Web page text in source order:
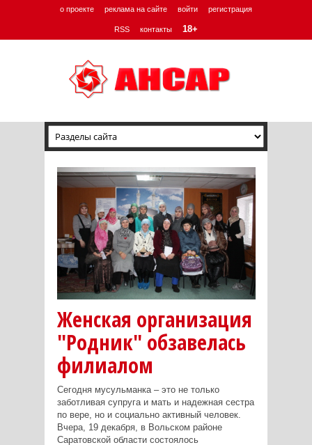
о проекте реклама на сайте войти регистрация
RSS контакты 18+
Женская организация
"Родник" обзавелась
филиалом
Сегодня мусульманка – это не только
заботливая супруга и мать и надежная сестра
по вере, но и социально активный человек.
Вчера, 19 декабря, в Вольском районе
Саратовской области состоялось